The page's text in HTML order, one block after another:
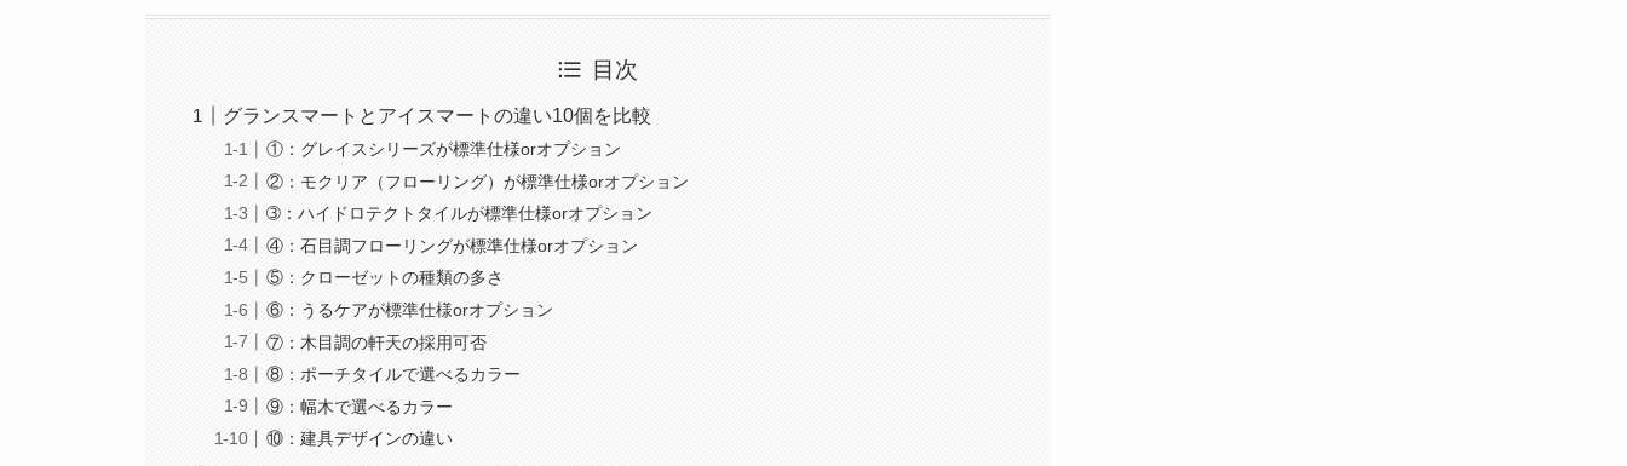
目次
グランスマートとアイスマートの違い10個を比較
①：グレイスシリーズが標準仕様orオプション
②：モクリア（フローリング）が標準仕様orオプション
➂：ハイドロテクトタイルが標準仕様orオプション
④：石目調フローリングが標準仕様orオプション
⑤：クローゼットの種類の多さ
⑥：うるケアが標準仕様orオプション
⑦：木目調の軒天の採用可否
⑧：ポーチタイルで選べるカラー
⑨：幅木で選べるカラー
⑩：建具デザインの違い